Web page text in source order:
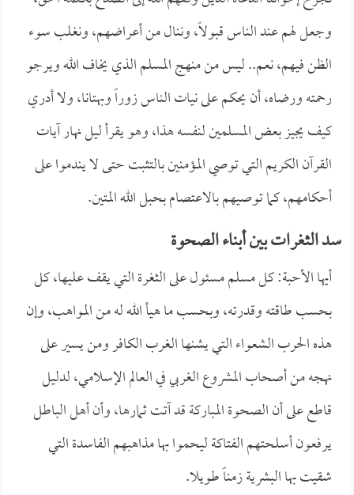
وجعل لهم عند الناس قبولاً، وننال من أعراضهم، ونغلب سوء
الظن فيهم، نعم.. ليس من منهج المسلم الذي يخاف الله ويرجو
رحمته ورضاه، أن يحكم على نيات الناس زوراً وبهتانا، ولا أدري
كيف يجيز بعض المسلمين لنفسه هذا، وهو يقرأ ليل نهار آيات
القرآن الكريم التي توصي المؤمنين بالتثبت حتى لا يندموا على
أحكامهم، كما توصيهم بالاعتصام بحبل الله المتين.
سد الثغرات بين أبناء الصحوة
أيها الأحبة: كل مسلم مسئول على الثغرة التي يقف عليها، كل
بحسب طاقته وقدرته، وبحسب ما هيأ الله له من المواهب، وإن
هذه الحرب الشعواء التي يشنها الغرب الكافر ومن يسير على
نهجه من أصحاب المشروع الغربي في العالم الإسلامي، لدليل
قاطع على أن الصحوة المباركة قد آتت ثمارها، وأن أهل الباطل
يرفعون أسلحتهم الفتاكة ليحموا بها مذاهبهم الفاسدة التي
شقيت بها البشرية زمناً طويلا.